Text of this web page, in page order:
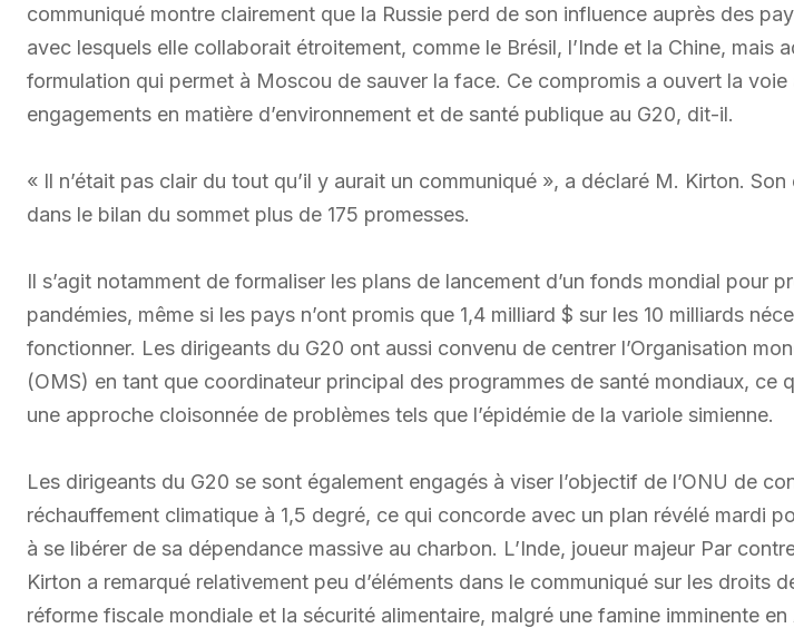
communiqué montre clairement que la Russie perd de son influence auprès des
avec lesquels elle collaborait étroitement, comme le Brésil, l’Inde et la Chine, mais
formulation qui permet à Moscou de sauver la face. Ce compromis a ouvert la voie
engagements en matière d’environnement et de santé publique au G20, dit-il.
« Il n’était pas clair du tout qu’il y aurait un communiqué », a déclaré M. Kirton.
dans le bilan du sommet plus de 175 promesses.
Il s’agit notamment de formaliser les plans de lancement d’un fonds mondial pour
pandémies, même si les pays n’ont promis que 1,4 milliard $ sur les 10 milliards
fonctionner. Les dirigeants du G20 ont aussi convenu de centrer l’Organisation
(OMS) en tant que coordinateur principal des programmes de santé mondiaux, ce
une approche cloisonnée de problèmes tels que l’épidémie de la variole simienne.
Les dirigeants du G20 se sont également engagés à viser l’objectif de l’ONU de
réchauffement climatique à 1,5 degré, ce qui concorde avec un plan révélé mardi
à se libérer de sa dépendance massive au charbon. L’Inde, joueur majeur Par
Kirton a remarqué relativement peu d’éléments dans le communiqué sur les droits
réforme fiscale mondiale et la sécurité alimentaire, malgré une famine imminente en